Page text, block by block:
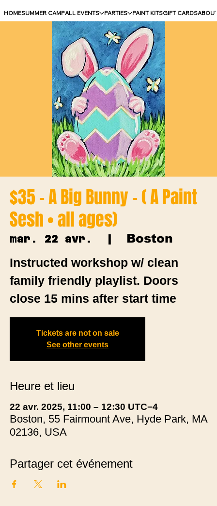
HOMESUMMER CAMPALL EVENTS PARTIES PAINT KITSGIFT CARDS
$35 - A Big Bunny - ( A Paint
Sesh • all ages)
mar. 22 avr.
  |
Boston
Instructed workshop w/ clean
family friendly playlist. Doors
close 15 mins after start time
Tickets are not on sale
See other events
Heure et lieu
22 avr. 2025, 11:00 – 12:30 UTC−4
Boston, 55 Fairmount Ave, Hyde Park, MA
02136, USA
Partager cet événement